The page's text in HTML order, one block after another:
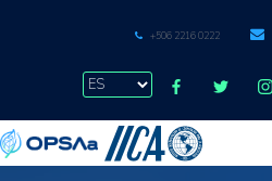
+506 2216 0222